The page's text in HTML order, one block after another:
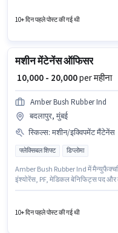
10+ दिन पहले पोस्ट की गई थी
मशीन मेंटेनेंस ऑफिसर
₹ 10,000 - 20,000per महीना
Amber Bush Rubber Ind
बदलापुर, मुंबई
स्किल्स: मशीन/इक्विपमेंट मैंटेनेंस
फ्लेक्सिबल शिफ्ट डिप्लोमा
Amber Bush Rubber Ind में
इंश्योरेंस, PF, मेडिकल बेनिफिट्स पद और
working प्रति सप्ताह है। इस पद के
10+ दिन पहले पोस्ट की गई थी